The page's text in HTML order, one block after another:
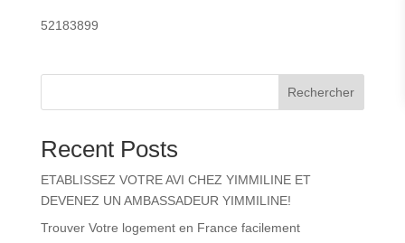
52183899
Rechercher
Recent Posts
ETABLISSEZ VOTRE AVI CHEZ YIMMILINE ET
DEVENEZ UN AMBASSADEUR YIMMILINE!
Trouver Votre logement en France facilement